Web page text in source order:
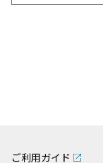
ご利用ガイド